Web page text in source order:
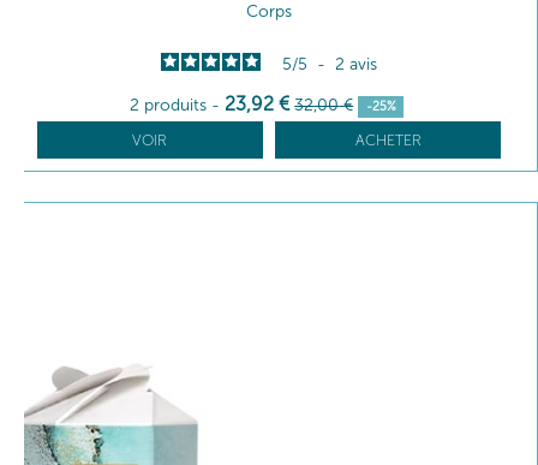
Corps
5/5 - 2 avis
2 produits - 23,92 € 32,00 € -25%
VOIR ACHETER